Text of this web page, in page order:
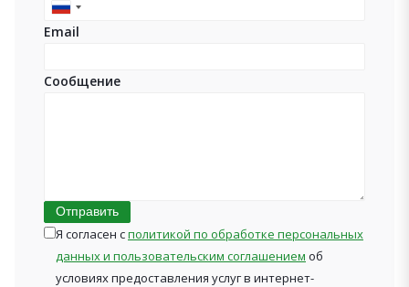
Russia
+7
Email
Сообщение
Отправить
Я согласен сполитикой по обработке персональных
данных и пользовательским соглашением об
условиях предоставления услуг в интернет-